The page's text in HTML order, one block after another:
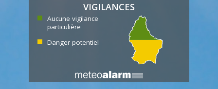
VIGILANCES
Aucune vigilance
particulière
Danger potentiel